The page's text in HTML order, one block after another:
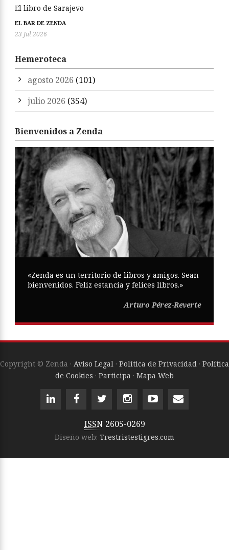
El libro de Sarajevo
EL BAR DE ZENDA
23 Jul 2026
Hemeroteca
agosto 2026 (101)
julio 2026 (354)
Bienvenidos a Zenda
«Zenda es un territorio de libros y amigos. Sean
bienvenidos. Feliz estancia y felices libros.»
Arturo Pérez-Reverte
Copyright © Zenda · Aviso Legal · Política de Privacidad · Política
de Cookies · Participa · Mapa Web
ISSN 2605-0269
Diseño web: Trestristestigres.com